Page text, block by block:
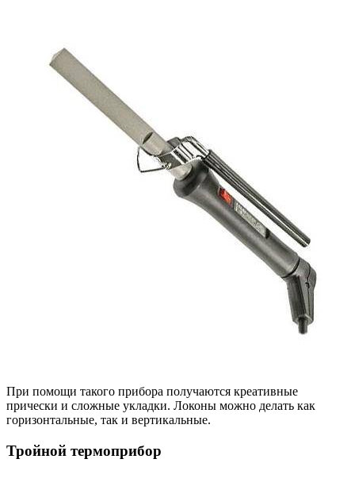
При помощи такого прибора получаются креативные
прически и сложные укладки. Локоны можно делать как
горизонтальные, так и вертикальные.
Тройной термоприбор